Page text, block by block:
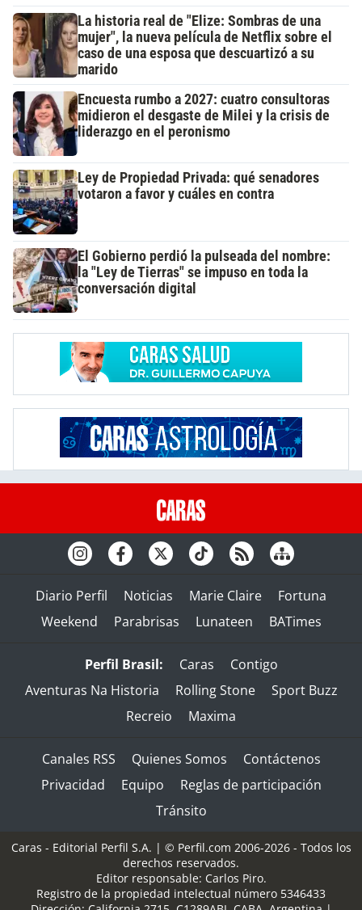
La historia real de "Elize: Sombras de una
mujer", la nueva película de Netflix sobre el
caso de una esposa que descuartizó a su
marido
Encuesta rumbo a 2027: cuatro consultoras
midieron el desgaste de Milei y la crisis de
liderazgo en el peronismo
Ley de Propiedad Privada: qué senadores
votaron a favor y cuáles en contra
El Gobierno perdió la pulseada del nombre:
la "Ley de Tierras" se impuso en toda la
conversación digital
Diario Perfil Noticias Marie Claire
Fortuna
Weekend
Parabrisas Lunateen BATimes
Perfil Brasil: Caras
Contigo
Aventuras Na Historia
Rolling Stone
Sport Buzz
Recreio
Maxima
Canales RSS Quienes Somos
Contáctenos
Privacidad
Equipo
Reglas de participación
Tránsito
Caras - Editorial Perfil S.A. | © Perfil.com 2006-2026 - Todos los
derechos reservados.
Editor responsable: Carlos Piro.
Registro de la propiedad intelectual número 5346433